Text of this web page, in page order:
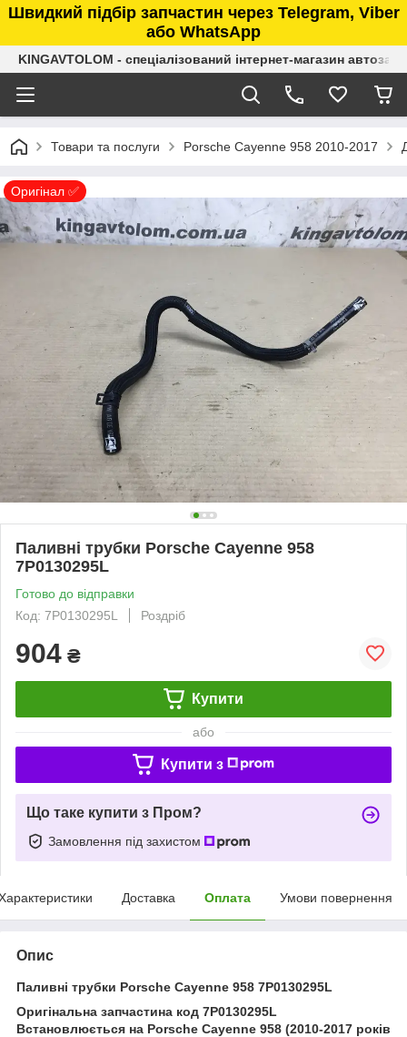
Швидкий підбір запчастин через Telegram, Viber
або WhatsApp
KINGAVTOLOM - спеціалізований інтернет-магазин
Товари та послуги Porsche Cayenne 958 2010-2017
Оригінал ✅
Паливні трубки Porsche Cayenne 958
7P0130295L
Готово до відправки
Код: 7P0130295L
Роздріб
904 ₴
Купити
або
Купити з
Що таке купити з Пром?
Замовлення під захистом
Доставка Оплата Умови повернення
Опис
Паливні трубки Porsche Cayenne 958 7P0130295L
Оригінальна запчастина код 7P0130295L
Встановлюється на Porsche Cayenne 958 (2010-2017 років